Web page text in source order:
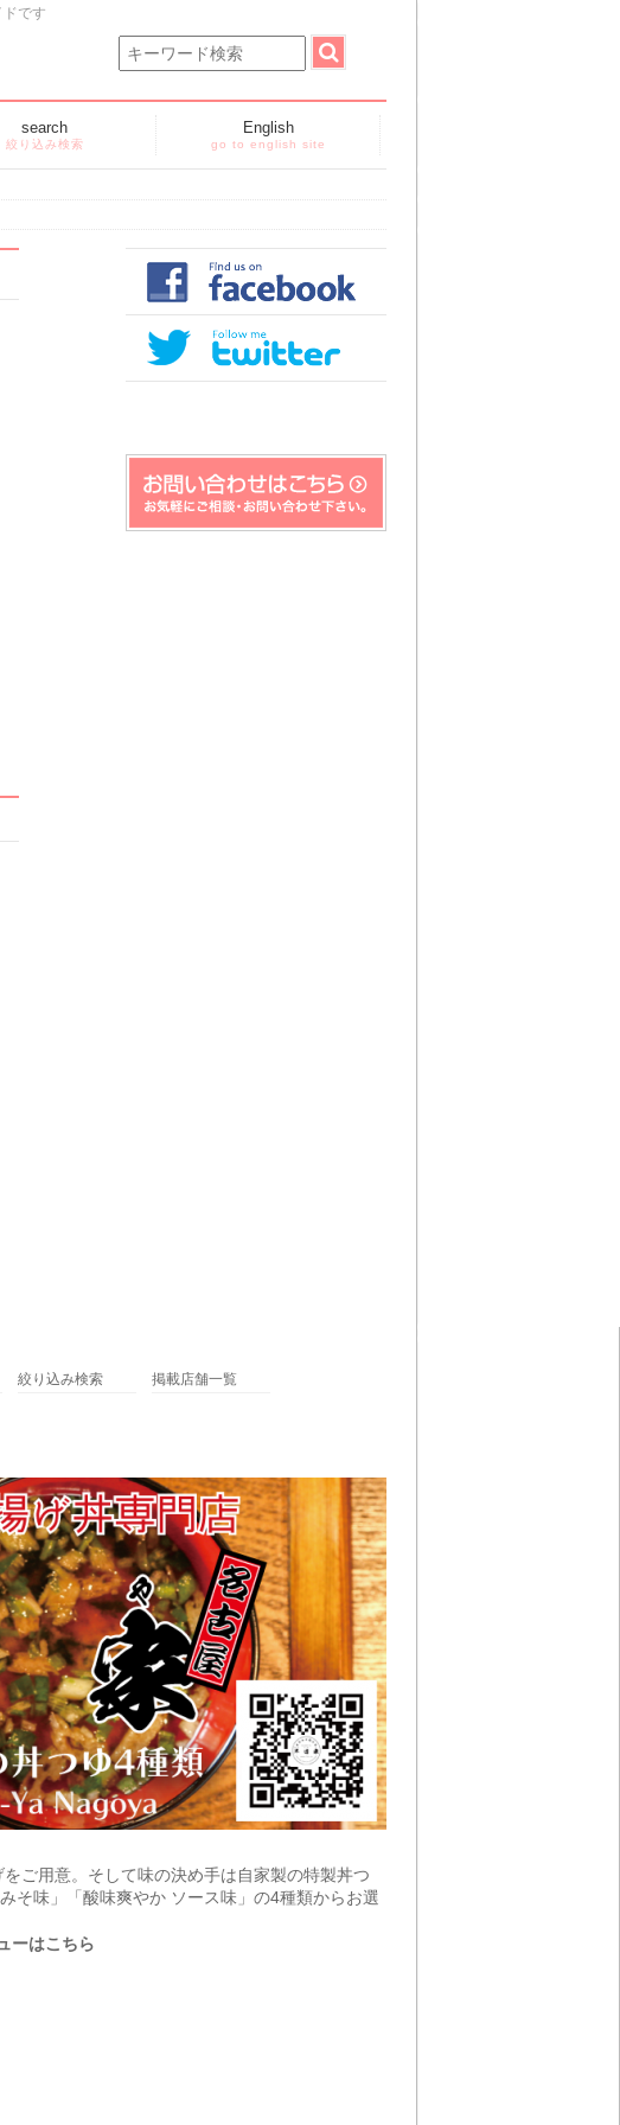
です
search
絞り込み検索
English
go to english site
絞り込み検索
掲載店舗一覧
ご用意。そして味の決め手は自家製の特製丼つ
そ味」「酸味爽やか ソース味」の4種類からお選
ーはこちら